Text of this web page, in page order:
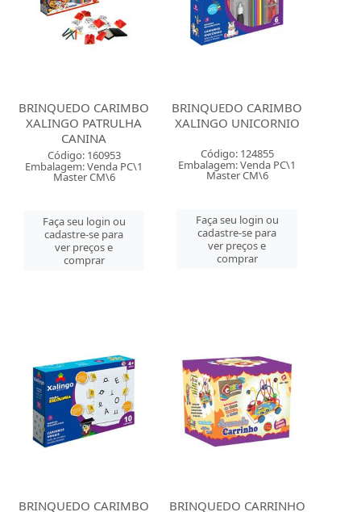
BRINQUEDO CARIMBO
XALINGO PATRULHA
CANINA
Código: 160953
Embalagem: Venda PC\1
Master CM\6
Faça seu login ou
cadastre-se para
ver preços e
comprar
BRINQUEDO CARIMBO
XALINGO UNICORNIO
Código: 124855
Embalagem: Venda PC\1
Master CM\6
Faça seu login ou
cadastre-se para
ver preços e
comprar
BRINQUEDO CARIMBO BRINQUEDO CARRINHO